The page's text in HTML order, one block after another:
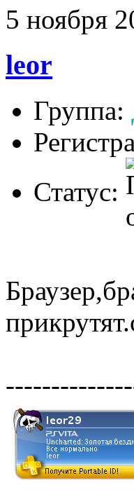
5 ноября
leor
Группа:
Статус: